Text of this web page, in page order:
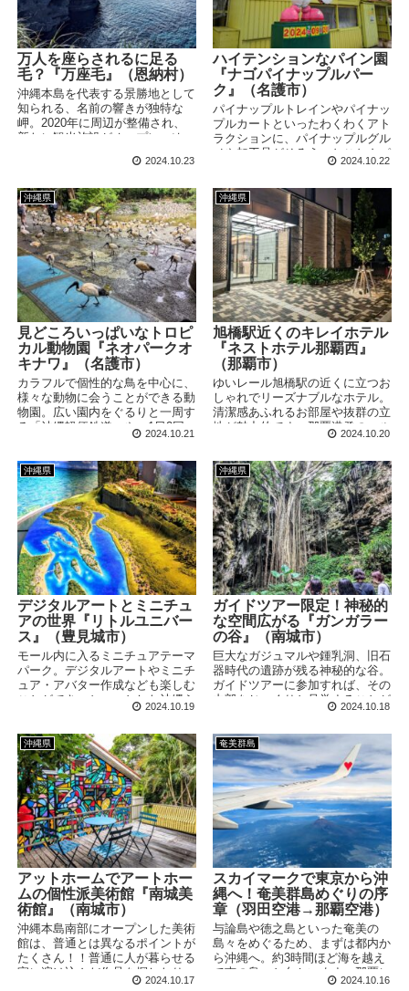
万人を座らされるに足る
毛？『万座毛』（恩納村）
沖縄本島を代表する景勝地として
知られる、名前の響きが独特な
岬。2020年に周辺が整備され、
新たに観光施設がオープン。ゆっ
ポットに生まれ変わりました。
2024.10.23
ハイテンションなパイン園
『ナゴパイナップルパー
ク』（名護市）
パイナップルトレインやパイナッ
プルカートといったわくわくアト
ラクションに、パイナップルグル
メや加工品がそろう、とことんパ
インづくしなテーマパーク。テー
ンです。
2024.10.22
沖縄県
見どころいっぱいなトロピ
カル動物園『ネオパークオ
キナワ』（名護市）
カラフルで個性的な鳥を中心に、
様々な動物に会うことができる動
物園。広い園内をぐるりと一周す
る「沖縄軽便鉄道」や、1日2回
のバードショーなど、見どころは
みたい動物園です。
2024.10.21
沖縄県
旭橋駅近くのキレイホテル
『ネストホテル那覇西』
（那覇市）
ゆいレール旭橋駅の近くに立つお
しゃれでリーズナブルなホテル。
清潔感あふれるお部屋や抜群の立
地が魅力的です。那覇港発のマル
エーフェリー、マリックスライン
2024.10.20
沖縄県
デジタルアートとミニチュ
アの世界『リトルユニバー
ス』（豊見城市）
モール内に入るミニチュアテーマ
パーク。デジタルアートやミニチ
ュア・アバター作成なども楽しむ
ことができ、ちょっとした沖縄ら
しさも備えています。完全屋内型
にもおすすめです。
2024.10.19
沖縄県
ガイドツアー限定！神秘的
な空間広がる『ガンガラー
の谷』（南城市）
巨大なガジュマルや鍾乳洞、旧石
器時代の遺跡が残る神秘的な谷。
ガイドツアーに参加すれば、その
内部をじっくりと見学することが
できます。予約制ですが、20分
能。参加しやすさもポイントで
す。
2024.10.18
沖縄県
アットホームでアートホー
ムの個性派美術館『南城美
術館』（南城市）
沖縄本島南部にオープンした美術
館は、普通とは異なるポイントが
たくさん！！普通に人が暮らせる
家に溶け込んだ作品を探したり、
面白い写真を撮ったりと、気軽に
2024.10.17
奄美群島
スカイマークで東京から沖
縄へ！奄美群島めぐりの序
章（羽田空港→那覇空港）
与論島や徳之島といった奄美の
島々をめぐるため、まずは都内か
ら沖縄へ。約3時間ほど海を越え
て南の島へと向かいます。那覇に
着いたらレンタカーを借りて、ま
2024.10.16